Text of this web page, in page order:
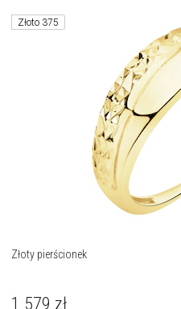
Złoto 375
Złoty pierścionek
1 579 zł